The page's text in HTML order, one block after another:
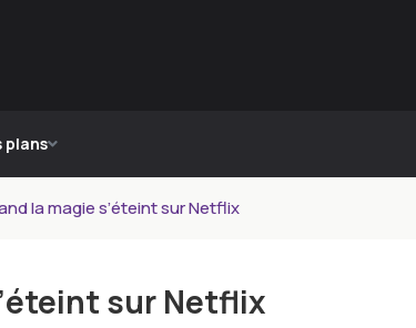
plans
la magie s’éteint sur Netflix
sur Netflix